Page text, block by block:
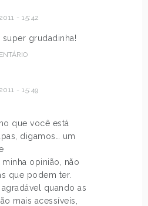
- 15:42
grudadinha!
- 15:49
que você está
digamos… um
minha opinião, não
que podem ter.
quando as
mais acessíveis,